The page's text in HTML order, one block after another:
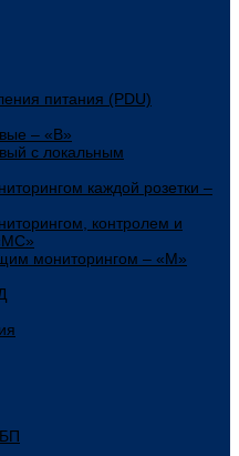
питания (PDU)
– «В»
с локальным
каждой розетки –
контролем и
мониторингом – «М»